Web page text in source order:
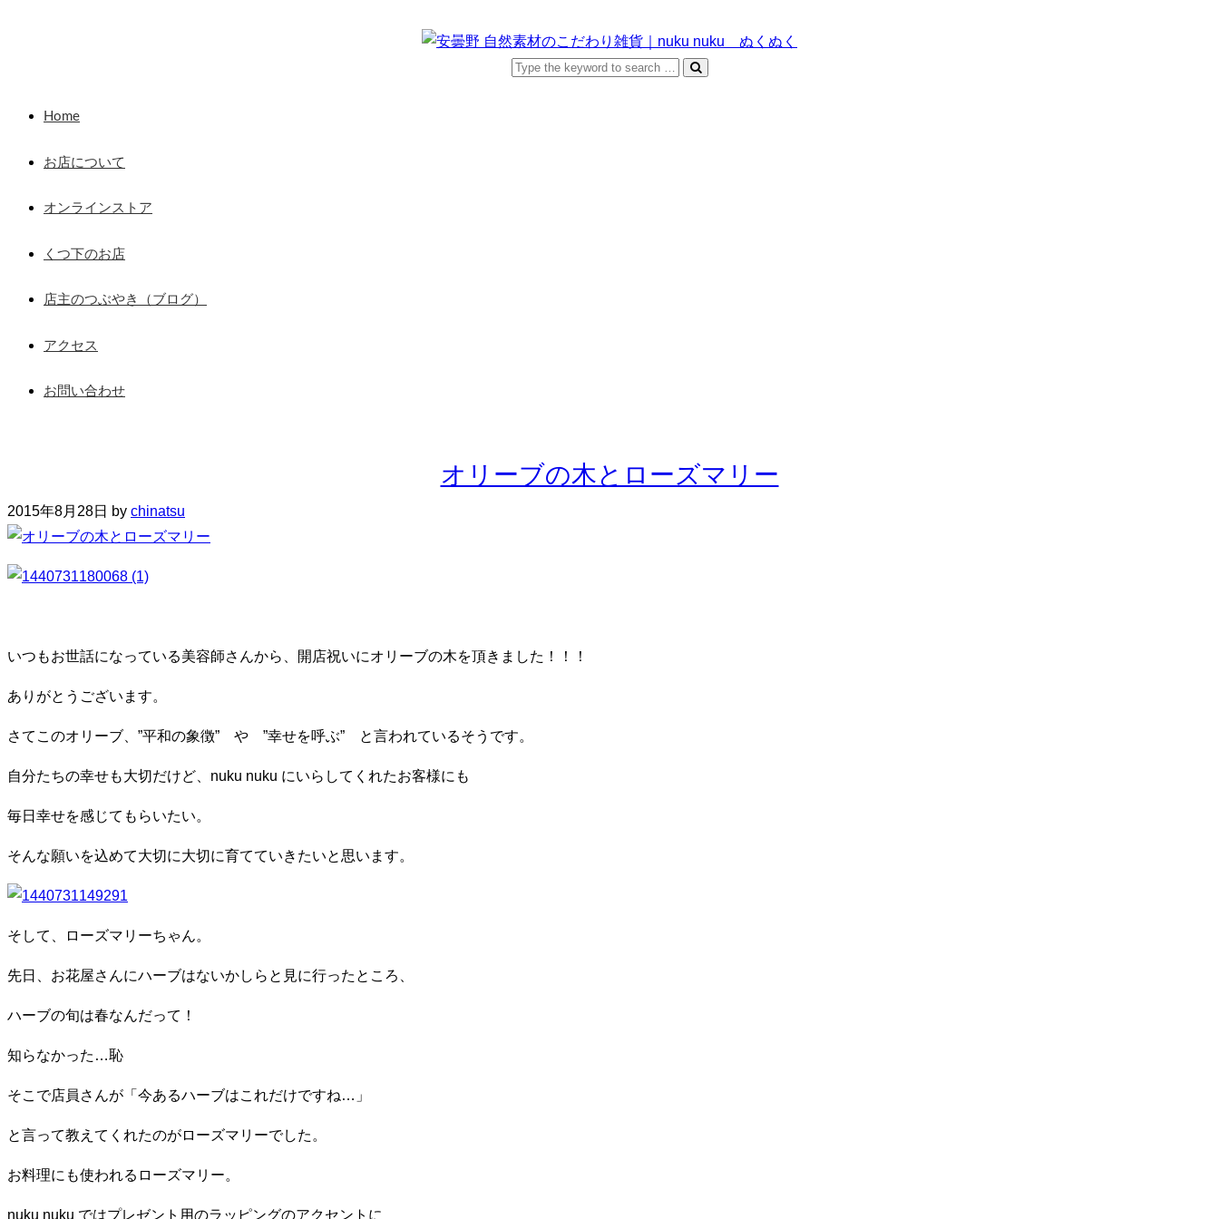
Home
お店について
オンラインストア
くつ下のお店
店主のつぶやき（ブログ）
アクセス
お問い合わせ
オリーブの木とローズマリー
2015年8月28日 by chinatsu
いつもお世話になっている美容師さんから、開店祝いにオリーブの木を頂きました！！！
ありがとうございます。
さてこのオリーブ、”平和の象徴” や ”幸せを呼ぶ” と言われているそうです。
自分たちの幸せも大切だけど、nuku nuku にいらしてくれたお客様にも
毎日幸せを感じてもらいたい。
そんな願いを込めて大切に大切に育てていきたいと思います。
そして、ローズマリーちゃん。
先日、お花屋さんにハーブはないかしらと見に行ったところ、
ハーブの旬は春なんだって！
知らなかった…恥
そこで店員さんが「今あるハーブはこれだけですね…」
と言って教えてくれたのがローズマリーでした。
お料理にも使われるローズマリー。
nuku nuku ではプレゼント用のラッピングのアクセントに